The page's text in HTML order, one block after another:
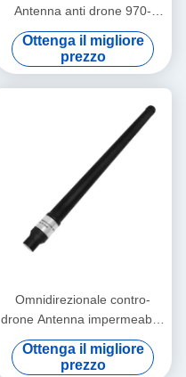
Antenna anti drone 970-
1100MHz 50W 60cm 25mm
Fibra di vetro
Ottenga il migliore
prezzo
Omnidirezionale contro-
drone Antenna impermeabile
60cm Anti UAV 433MHz
900MHz 50W
Ottenga il migliore
prezzo